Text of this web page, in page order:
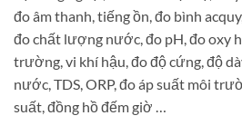
đo âm thanh, tiếng ồn, đo bình
đo chất lượng nước, đo pH, đo oxy
trường, vi khí hậu, đo độ cứng, độ
nước, TDS, ORP, đo áp suất môi
suất, đồng hồ đếm giờ …